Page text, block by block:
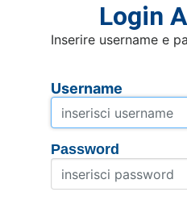
Login
Inserire username e
Username
Password